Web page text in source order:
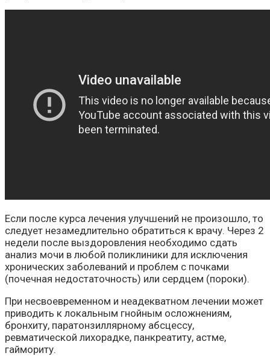
Если после курса лечения улучшений не произошло, то
следует незамедлительно обратиться к врачу. Через 2
недели после выздоровления необходимо сдать
анализ мочи в любой поликлиники для исключения
хронических заболеваний и проблем с почками
(почечная недостаточность) или сердцем (пороки).
При несвоевременном и неадекватном лечении может
приводить к локальным гнойным осложнениям,
бронхиту, паратонзиллярному абсцессу,
ревматической лихорадке, панкреатиту, астме,
гаймориту.